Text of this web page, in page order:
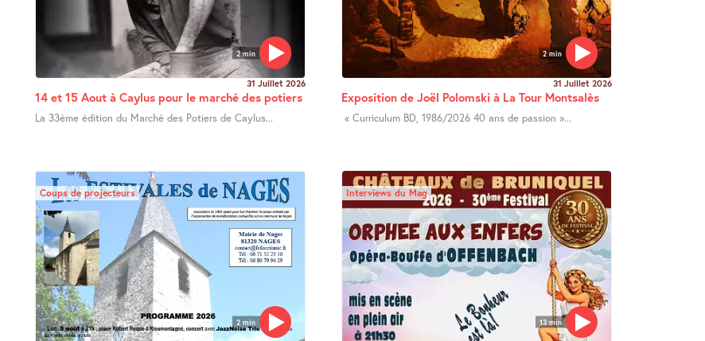
2 min
31 Juillet 2026
14 et 15 Aout à Caylus pour le marché des potiers
La 33ème édition du Marché des Potiers de Caylus...
2 min
31 Juillet 2026
Exposition de Joël Polomski à La Tour Montsalès
« Curriculum BD, 1986/2026 40 ans de passion »...
2 min
Coups de projecteurs
13 min
Interviews du Mag